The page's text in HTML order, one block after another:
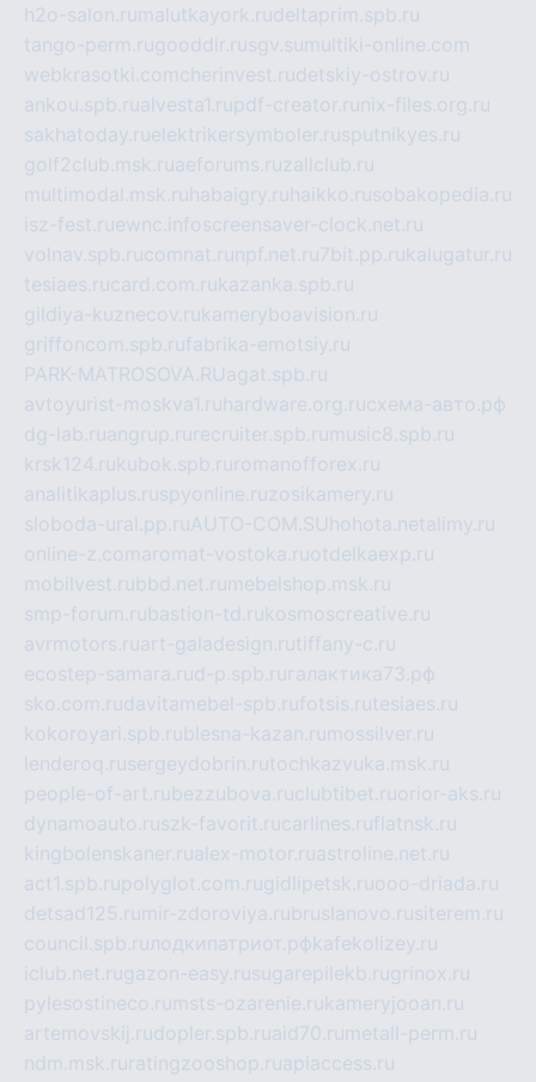
h2o-salon.ru malutkayork.rudeltaprim.spb.ru
tango-perm.rugooddir.rusgv.su multiki-online.com
webkrasotki.comcherinvest.rudetskiy-ostrov.ru
ankou.spb.rualvesta1.rupdf-creator.ru nix-files.org.ru
sakhatoday.ruelektrikersymboler.rusputnikyes.ru
golf2club.msk.ruaeforums.ruzallclub.ru
multimodal.msk.ru habaigry.ru haikko.rusobakopedia.ru
isz-fest.ruewnc.infoscreensaver-clock.net.ru
volnav.spb.rucomnat.ru npf.net.ru 7bit.pp.rukalugatur.ru
tesiaes.rucard.com.rukazanka.spb.ru
gildiya-kuznecov.rukameryboavision.ru
griffoncom.spb.rufabrika-emotsiy.ru
PARK-MATROSOVA.RUagat.spb.ru
avtoyurist-moskva1.ru hardware.org.ruсхема-авто.рф
dg-lab.ruangrup.ru recruiter.spb.ru music8.spb.ru
krsk124.rukubok.spb.ru romanofforex.ru
analitikaplus.ruspyonline.ruzosikamery.ru
sloboda-ural.pp.ruAUTO-COM.SU hohota.net alimy.ru
online-z.comaromat-vostoka.ruotdelkaexp.ru
mobilvest.rubbd.net.ru mebelshop.msk.ru
smp-forum.rubastion-td.rukosmoscreative.ru
avrmotors.ruart-galadesign.rutiffany-c.ru
ecostep-samara.rud-p.spb.ru галактика73.рф
sko.com.rudavitamebel-spb.rufotsis.rutesiaes.ru
kokoroyari.spb.rublesna-kazan.ru mossilver.ru
lenderoq.rusergeydobrin.rutochkazvuka.msk.ru
people-of-art.rubezzubova.ruclubtibet.ruorior-aks.ru
dynamoauto.ruszk-favorit.rucarlines.ruflatnsk.ru
kingbolenskaner.rualex-motor.ruastroline.net.ru
act1.spb.rupolyglot.com.rugidlipetsk.ruooo-driada.ru
detsad125.ru mir-zdoroviya.rubruslanovo.rusiterem.ru
council.spb.ruлодкипатриот.рфkafekolizey.ru
iclub.net.rugazon-easy.rusugarepilekb.rugrinox.ru
pylesostineco.ru msts-ozarenie.rukameryjooan.ru
artemovskij.rudopler.spb.ruaid70.ru metall-perm.ru
ndm.msk.ru ratingzooshop.ruapiaccess.ru